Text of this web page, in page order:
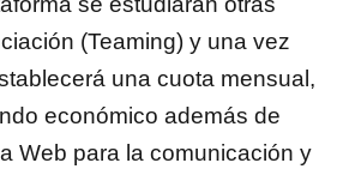
(Teaming) y una vez
una cuota mensual,
económico además de
Web para la comunicación y